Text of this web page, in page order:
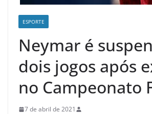
ESPORTE
Neymar é
dois jogos após
no Campeonato
7 de abril de 2021